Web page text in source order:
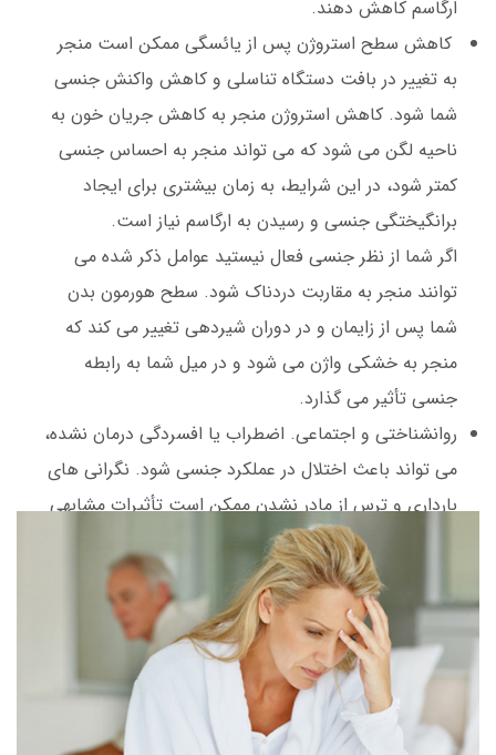
ارگاسم کاهش دهند.
کاهش سطح استروژن پس از یائسگی ممکن است منجر
به تغییر در بافت دستگاه تناسلی و کاهش واکنش جنسی
شما شود. کاهش استروژن منجر به کاهش جریان خون به
ناحیه لگن می شود که می تواند منجر به احساس جنسی
کمتر شود، در این شرایط، به زمان بیشتری برای ایجاد
برانگیختگی جنسی و رسیدن به ارگاسم نیاز است.
اگر شما از نظر جنسی فعال نیستید عوامل ذکر شده می
توانند منجر به مقاربت دردناک شود. سطح هورمون بدن
شما پس از زایمان و در دوران شیردهی تغییر می کند که
منجر به خشکی واژن می شود و در میل شما به رابطه
جنسی تأثیر می گذارد.
روانشناختی و اجتماعی. اضطراب یا افسردگی درمان نشده،
می تواند باعث اختلال در عملکرد جنسی شود. نگرانی های
بارداری و ترس از مادر نشدن ممکن است تأثیرات مشابهی
درگیری های طولانی مدت با شریک زندگی (در مورد رابطه
جنسی یا جنبه های دیگر رابطه شما) می تواند در رابطه
جنسی شما تاثیر بگذارد. مسائل فرهنگی، مذهبی و
مشکلات مربوط به فرم بدن هم می تواند به رابطه جنسی
شما صدمه بزند.